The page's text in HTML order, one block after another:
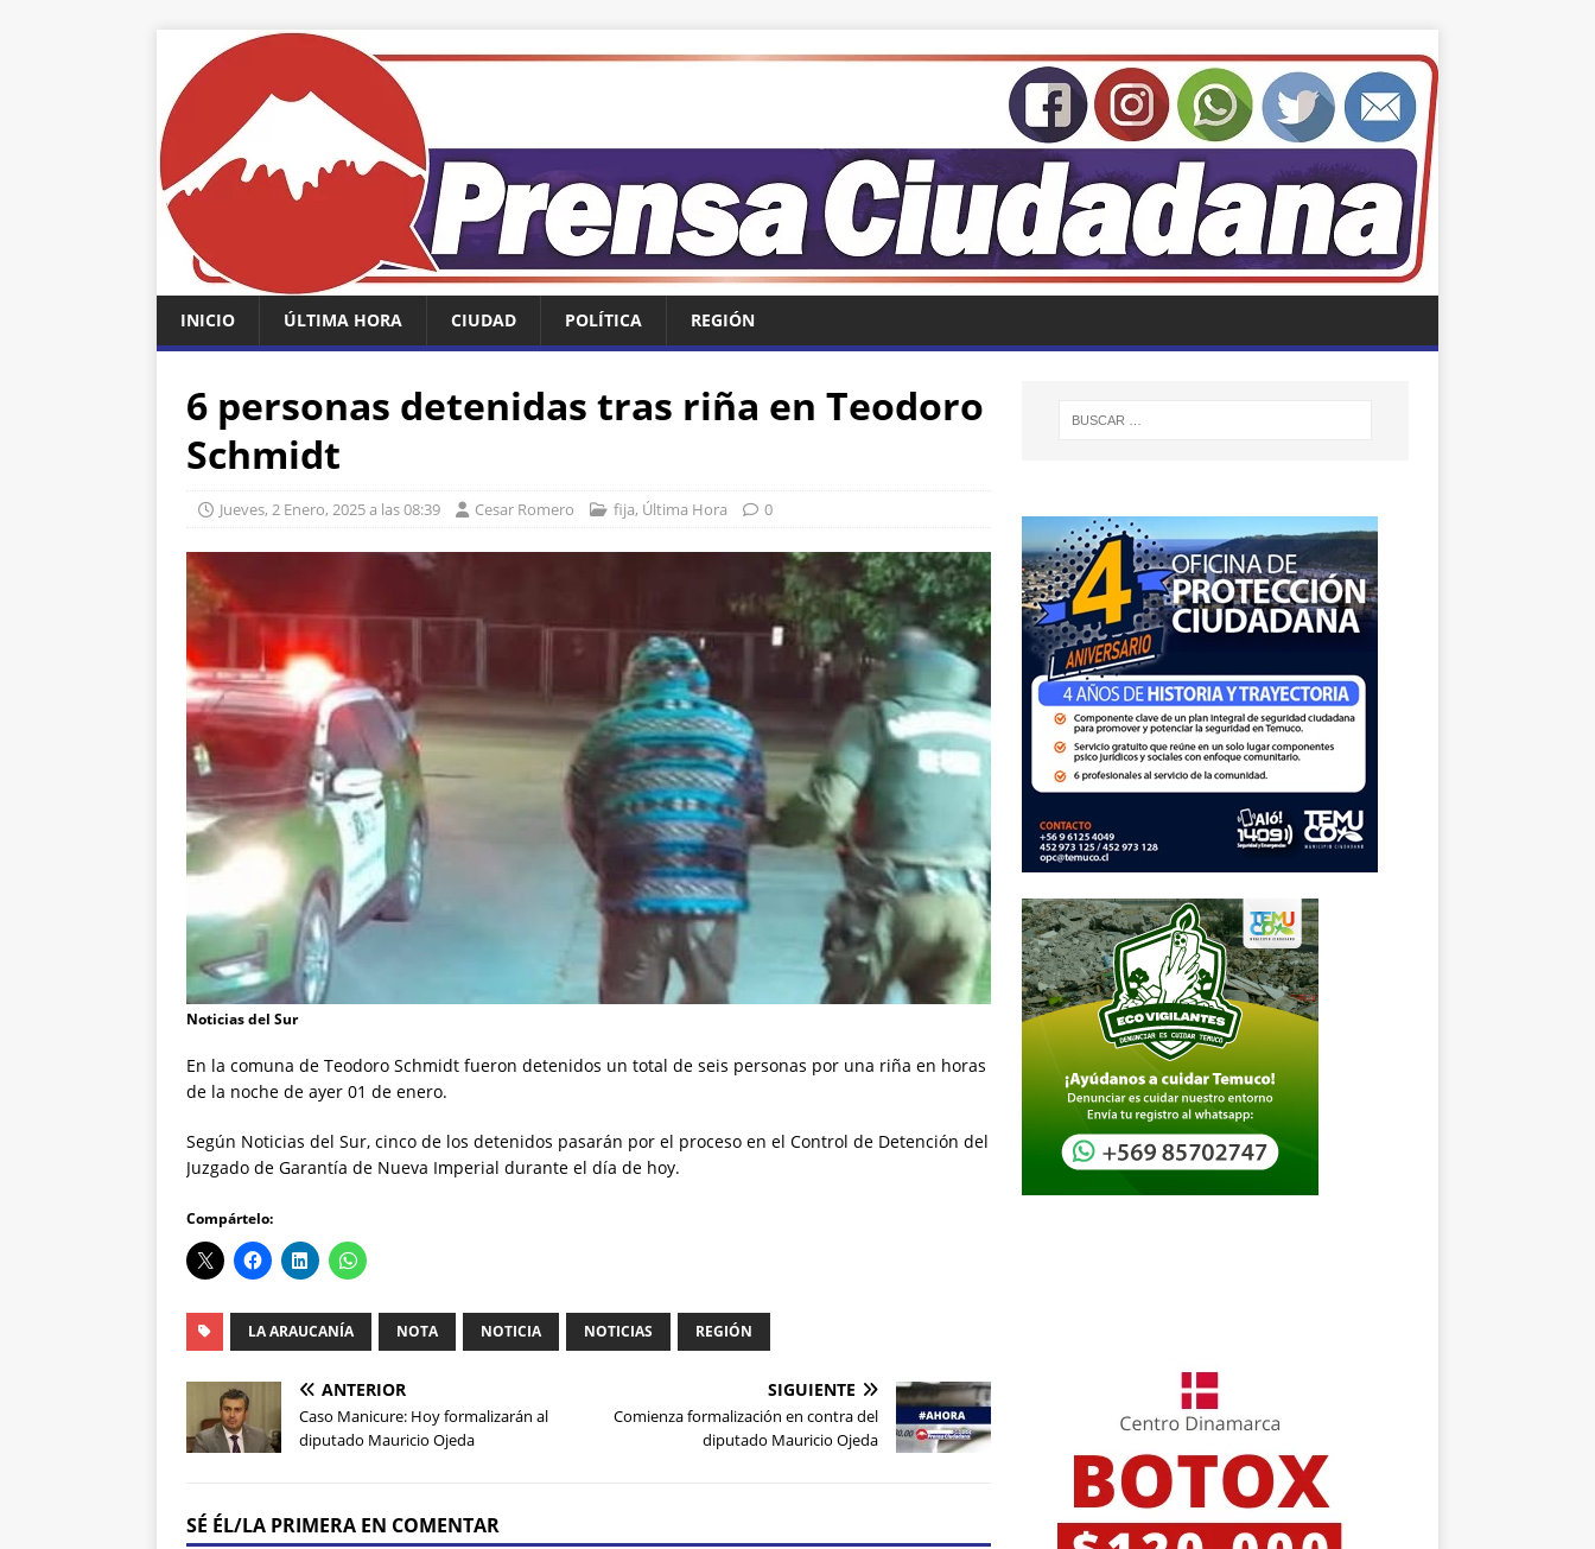
INICIO ÚLTIMA HORA CIUDAD POLÍTICA REGIÓN
6 personas detenidas tras riña en Teodoro
Schmidt
Jueves, 2 Enero, 2025 a las 08:39 Cesar Romero fija, Última Hora 0
Noticias del Sur
En la comuna de Teodoro Schmidt fueron detenidos un total de seis personas por una riña en horas
de la noche de ayer 01 de enero.
Según Noticias del Sur, cinco de los detenidos pasarán por el proceso en el Control de Detención del
Juzgado de Garantía de Nueva Imperial durante el día de hoy.
Compártelo:
LA ARAUCANÍA NOTA NOTICIA NOTICIAS REGIÓN
ANTERIOR
Caso Manicure: Hoy formalizarán al
diputado Mauricio Ojeda
SIGUIENTE
Comienza formalización en contra del
diputado Mauricio Ojeda
SÉ ÉL/LA PRIMERA EN COMENTAR